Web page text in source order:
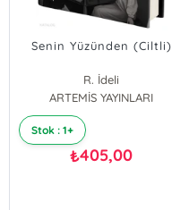
Senin Yüzünden (Ciltli)
R. İdeli
ARTEMİS YAYINLARI
Stok : 1+
₺405,00